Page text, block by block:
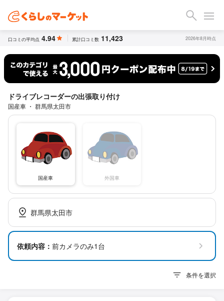
口コミの平均点 4.94 累計口コミ数 11,423 2026年8月時点
ドライブレコーダーの出張取り付け
国産車 ・ 群馬県太田市
国産車 外国車
群馬県太田市
依頼内容： 前カメラのみ1台
条件を選択